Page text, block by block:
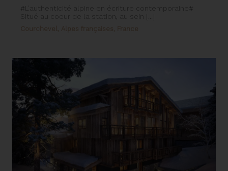
#L’authenticité alpine en écriture contemporaine#
Situé au coeur de la station, au sein [...]